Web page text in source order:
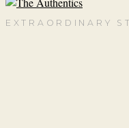
EXTRAORDINARY